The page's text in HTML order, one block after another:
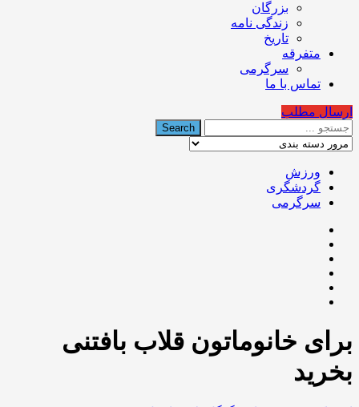
بزرگان
زندگی نامه
تاریخ
متفرقه
سرگرمی
تماس با ما
ارسال مطلب
ورزش
گردشگری
سرگرمی
برای خانوماتون قلاب بافتنی
بخرید